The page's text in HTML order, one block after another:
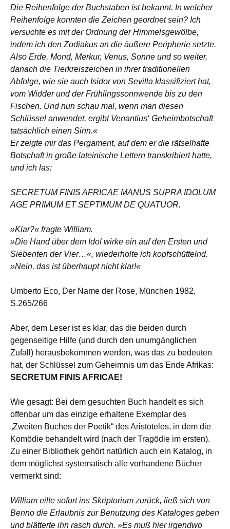
Die Reihenfolge der Buchstaben ist bekannt. In welcher
Reihenfolge konnten die Zeichen geordnet sein? Ich
versuchte es mit der Ordnung der Himmelsgewölbe,
indem ich den Zodiakus an die äußere Peripherie setzte.
Also Erde, Mond, Merkur, Venus, Sonne und so weiter,
danach die Tierkreiszeichen in ihrer traditionellen
Abfolge, wie sie auch Isidor von Sevilla klassifiziert hat,
vom Widder und der Frühlingssonnwende bis zu den
Fischen. Und nun schau mal, wenn man diesen
Schlüssel anwendet, ergibt Venantius‘ Geheimbotschaft
tatsächlich einen Sinn.«
Er zeigte mir das Pergament, auf dem er die rätselhafte
Botschaft in große lateinische Lettern transkribiert hatte,
und ich las:
SECRETUM FINIS AFRICAE MANUS SUPRA IDOLUM
AGE PRIMUM ET SEPTIMUM DE QUATUOR.
»Klar?« fragte William.
»Die Hand über dem Idol wirke ein auf den Ersten und
Siebenten der Vier…«, wiederholte ich kopfschüttelnd.
»Nein, das ist überhaupt nicht klar!«
Umberto Eco, Der Name der Rose, München 1982,
S.265/266
Aber, dem Leser ist es klar, das die beiden durch
gegenseitige Hilfe (und durch den unumgänglichen
Zufall) herausbekommen werden, was das zu bedeuten
hat, der Schlüssel zum Geheimnis um das Ende Afrikas:
SECRETUM FINIS AFRICAE!
Wie gesagt: Bei dem gesuchten Buch handelt es sich
offenbar um das einzige erhaltene Exemplar des
„Zweiten Buches der Poetik“ des Aristoteles, in dem die
Komödie behandelt wird (nach der Tragödie im ersten).
Zu einer Bibliothek gehört natürlich auch ein Katalog, in
dem möglichst systematisch alle vorhandene Bücher
vermerkt sind:
William eilte sofort ins Skriptorium zurück, ließ sich von
Benno die Erlaubnis zur Benutzung des Kataloges geben
und blätterte ihn rasch durch. »Es muß hier irgendwo